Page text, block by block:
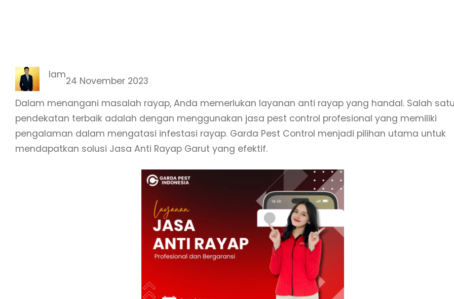
Iam
24 November 2023
Dalam menangani masalah rayap, Anda memerlukan layanan anti rayap yang handal. Salah satu
pendekatan terbaik adalah dengan menggunakan jasa pest control profesional yang memiliki
pengalaman dalam mengatasi infestasi rayap. Garda Pest Control menjadi pilihan utama untuk
mendapatkan solusi Jasa Anti Rayap Garut yang efektif.